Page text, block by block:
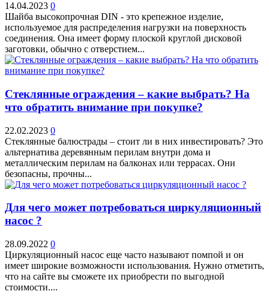
14.04.2023 0
Шайба высокопрочная DIN - это крепежное изделие,
используемое для распределения нагрузки на поверхность
соединения. Она имеет форму плоской круглой дисковой
заготовки, обычно с отверстием...
Стеклянные ограждения – какие выбрать? На
что обратить внимание при покупке?
22.02.2023 0
Стеклянные балюстрады – стоит ли в них инвестировать? Это
альтернатива деревянным перилам внутри дома и
металлическим перилам на балконах или террасах. Они
безопасны, прочны...
Для чего может потребоваться циркуляционный
насос ?
28.09.2022 0
Циркуляционный насос еще часто называют помпой и он
имеет широкие возможности использования. Нужно отметить,
что на сайте вы сможете их приобрести по выгодной
стоимости....